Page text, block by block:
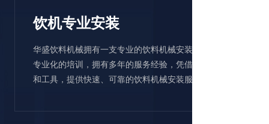
饮机专业安装
华盛饮料机械拥有一支专业的饮料机械安装团队，经过
专业化的培训，拥有多年的服务经验，凭借可靠的技能
和工具，提供快速、可靠的饮料机械安装服务。